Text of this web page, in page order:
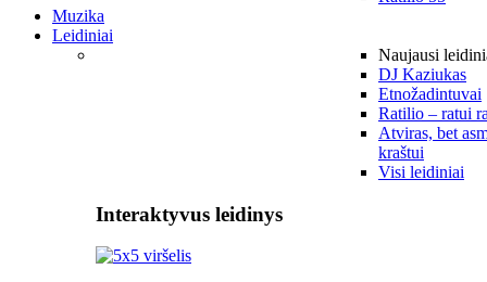
Muzika
Leidiniai
Naujausi
DJ Kaziukas
Etnožadintuvai
Ratilio – ratui
Atviras, bet
kraštui
Visi leidiniai
Interaktyvus leidinys